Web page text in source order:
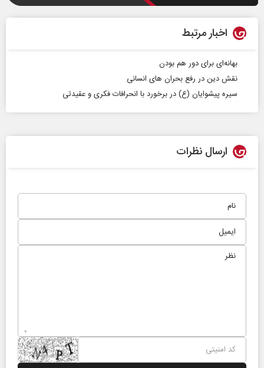
اخبار مرتبط
بهانه‌ای برای دور هم بودن
نقش دین در رفع بحران های انسانی
سیره پیشوایان (ع) در برخورد با انحرافات فکری و عقیدتی
ارسال نظرات